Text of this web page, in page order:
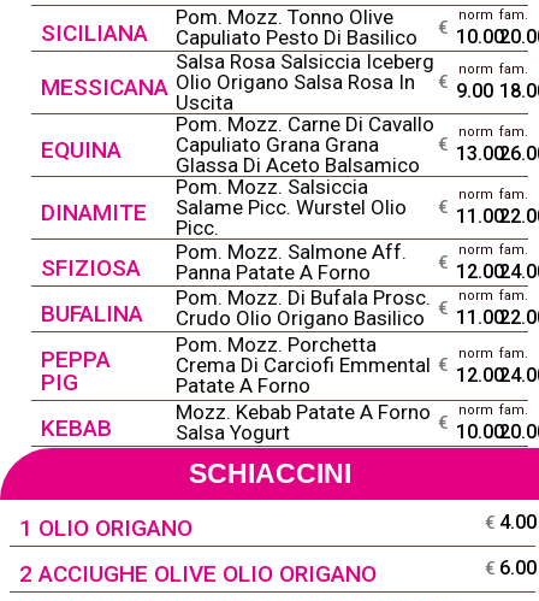
SICILIANA @Pom. Mozz. Tonno Olive
Capuliato Pesto Di Basilico
€
norm
10.00
fam.
MESSICANA@
Salsa Rosa Salsiccia Iceberg
Olio Origano Salsa Rosa In
Uscita
€
norm
9.00
fam.
EQUINA @
Pom. Mozz. Carne Di Cavallo
Capuliato Grana Grana
Glassa Di Aceto Balsamico
€
norm
13.00
fam.
DINAMITE @
Pom. Mozz. Salsiccia
Salame Picc. Wurstel Olio
Picc.
€
norm
11.00
fam.
SFIZIOSA @Pom. Mozz. Salmone Aff.
Panna Patate A Forno
€
norm
12.00
fam.
BUFALINA @Pom. Mozz. Di Bufala Prosc.
Crudo Olio Origano Basilico
€
norm
11.00
fam.
PEPPA
PIG
@
Pom. Mozz. Porchetta
Crema Di Carciofi Emmental
Patate A Forno
€
norm
12.00
fam.
KEBAB @Mozz. Kebab Patate A Forno
Salsa Yogurt
€
norm
10.00
fam.
SCHIACCINI
1 OLIO ORIGANO € 4.00
2 ACCIUGHE OLIVE OLIO ORIGANO € 6.00